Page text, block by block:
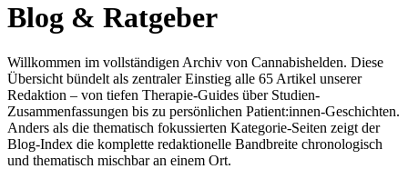
Blog & Ratgeber
Willkommen im vollständigen Archiv von Cannabishelden. Diese
Übersicht bündelt als zentraler Einstieg alle 65 Artikel unserer
Redaktion – von tiefen Therapie-Guides über Studien-
Zusammenfassungen bis zu persönlichen Patient:innen-Geschichten.
Anders als die thematisch fokussierten Kategorie-Seiten zeigt der
Blog-Index die komplette redaktionelle Bandbreite chronologisch
und thematisch mischbar an einem Ort.